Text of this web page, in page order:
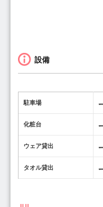
設備
駐車場
化粧台
ウェア貸出
タオル貸出